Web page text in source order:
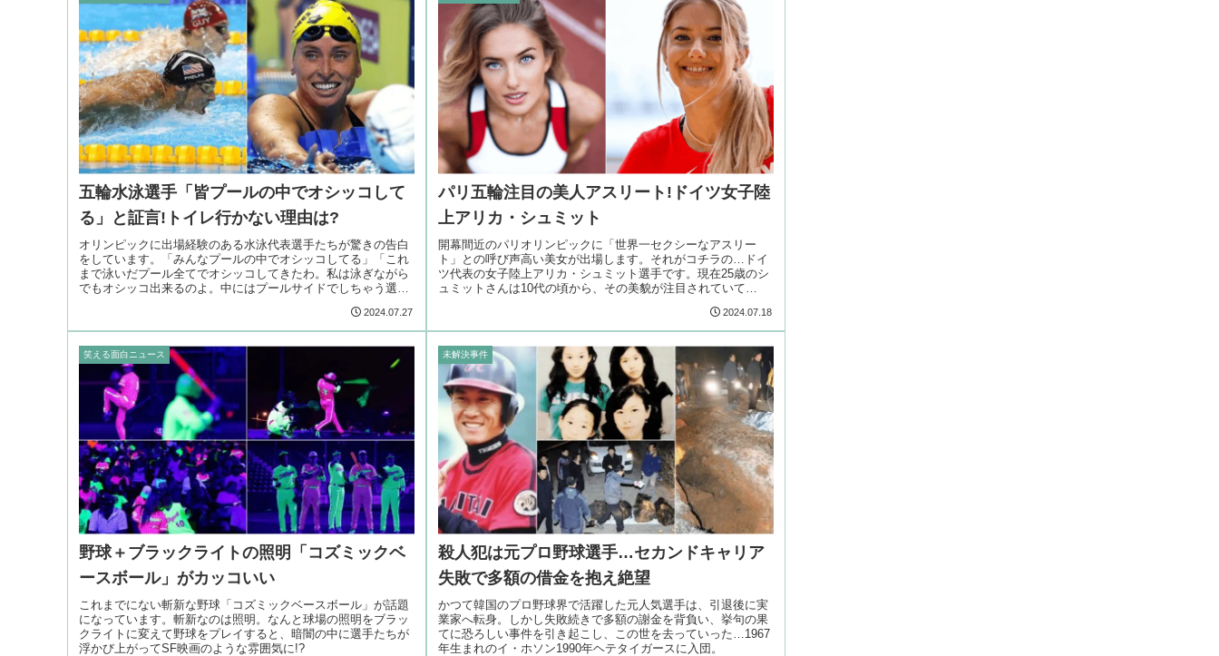
五輪水泳選手「皆プールの中でオシッコして
る」と証言!トイレ行かない理由は?
オリンピックに出場経験のある水泳代表選手たちが驚きの告白
をしています。「みんなプールの中でオシッコしてる」「これ
まで泳いだプール全てでオシッコしてきたわ。私は泳ぎながら
でもオシッコ出来るのよ。中にはプールサイドでしちゃう選手
2024.07.27
パリ五輪注目の美人アスリート!ドイツ女子陸
上アリカ・シュミット
開幕間近のパリオリンピックに「世界一セクシーなアスリー
ト」との呼び声高い美女が出場します。それがコチラの…ドイ
ツ代表の女子陸上アリカ・シュミット選手です。現在25歳のシ
ュミットさんは10代の頃から、その美貌が注目されていて…
2024.07.18
笑える面白ニュース
野球＋ブラックライトの照明「コズミックベ
ースボール」がカッコいい
これまでにない斬新な野球「コズミックベースボール」が話題
になっています。斬新なのは照明。なんと球場の照明をブラッ
クライトに変えて野球をプレイすると、暗闇の中に選手たちが
浮かび上がってSF映画のような雰囲気に!?
未解決事件
殺人犯は元プロ野球選手…セカンドキャリア
失敗で多額の借金を抱え絶望
かつて韓国のプロ野球界で活躍した元人気選手は、引退後に実
業家へ転身。しかし失敗続きで多額の謝金を背負い、挙句の果
てに恐ろしい事件を引き起こし、この世を去っていった…1967
年生まれのイ・ホソン1990年ヘテタイガースに入団。